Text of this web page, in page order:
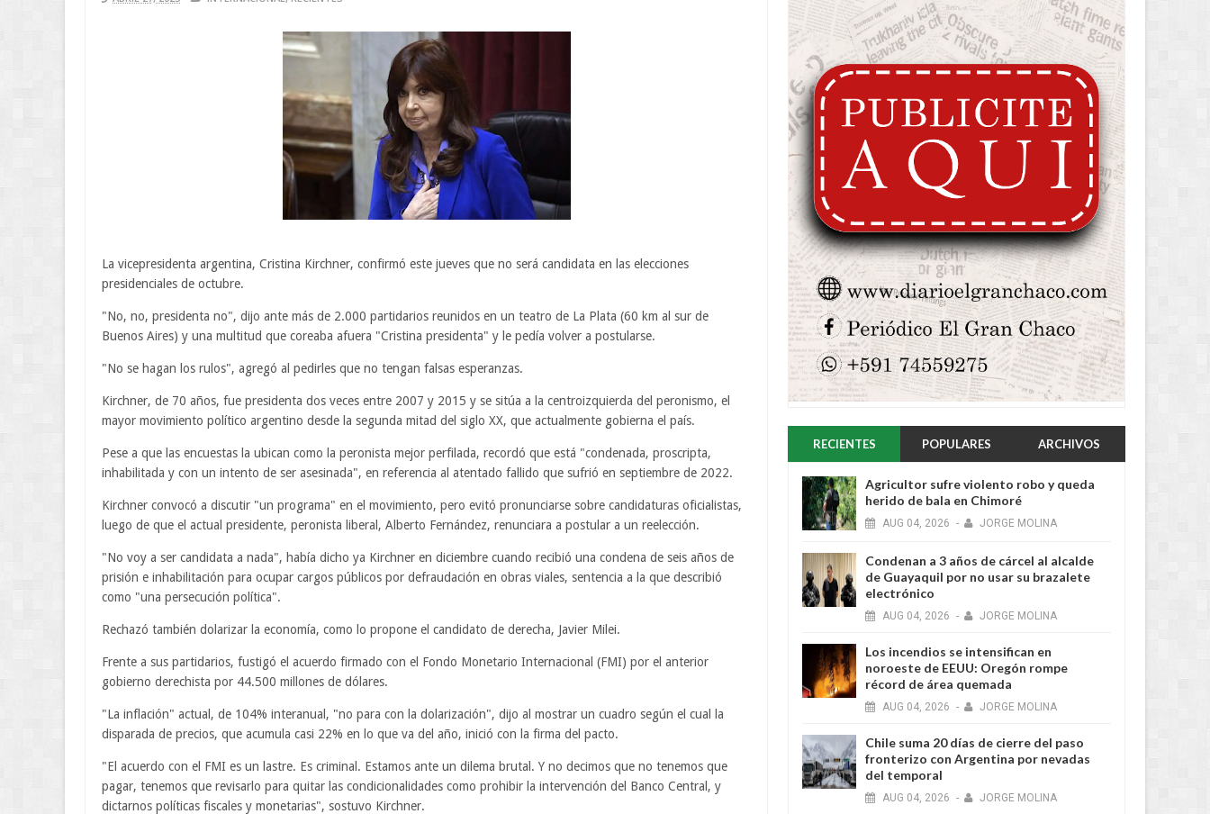
La vicepresidenta argentina, Cristina Kirchner, confirmó este jueves que no será candidata en las elecciones
presidenciales de octubre.
"No, no, presidenta no", dijo ante más de 2.000 partidarios reunidos en un teatro de La Plata (60 km al sur de
Buenos Aires) y una multitud que coreaba afuera "Cristina presidenta" y le pedía volver a postularse.
"No se hagan los rulos", agregó al pedirles que no tengan falsas esperanzas.
Kirchner, de 70 años, fue presidenta dos veces entre 2007 y 2015 y se sitúa a la centroizquierda del peronismo, el
mayor movimiento político argentino desde la segunda mitad del siglo XX, que actualmente gobierna el país.
Pese a que las encuestas la ubican como la peronista mejor perfilada, recordó que está "condenada, proscripta,
inhabilitada y con un intento de ser asesinada", en referencia al atentado fallido que sufrió en septiembre de 2022.
Kirchner convocó a discutir "un programa" en el movimiento, pero evitó pronunciarse sobre candidaturas oficialistas,
luego de que el actual presidente, peronista liberal, Alberto Fernández, renunciara a postular a un reelección.
"No voy a ser candidata a nada", había dicho ya Kirchner en diciembre cuando recibió una condena de seis años de
prisión e inhabilitación para ocupar cargos públicos por defraudación en obras viales, sentencia a la que describió
como "una persecución política".
Rechazó también dolarizar la economía, como lo propone el candidato de derecha, Javier Milei.
Frente a sus partidarios, fustigó el acuerdo firmado con el Fondo Monetario Internacional (FMI) por el anterior
gobierno derechista por 44.500 millones de dólares.
"La inflación" actual, de 104% interanual, "no para con la dolarización", dijo al mostrar un cuadro según el cual la
disparada de precios, que acumula casi 22% en lo que va del año, inició con la firma del pacto.
"El acuerdo con el FMI es un lastre. Es criminal. Estamos ante un dilema brutal. Y no decimos que no tenemos que
pagar, tenemos que revisarlo para quitar las condicionalidades como prohibir la intervención del Banco Central, y
dictarnos políticas fiscales y monetarias", sostuvo Kirchner.
RECIENTES POPULARES ARCHIVOS
Agricultor sufre violento robo y queda
herido de bala en Chimoré
AUG 04, 2026 - JORGE MOLINA
Condenan a 3 años de cárcel al alcalde
de Guayaquil por no usar su brazalete
electrónico
AUG 04, 2026 - JORGE MOLINA
Los incendios se intensifican en
noroeste de EEUU: Oregón rompe
récord de área quemada
AUG 04, 2026 - JORGE MOLINA
Chile suma 20 días de cierre del paso
fronterizo con Argentina por nevadas
del temporal
AUG 04, 2026 - JORGE MOLINA